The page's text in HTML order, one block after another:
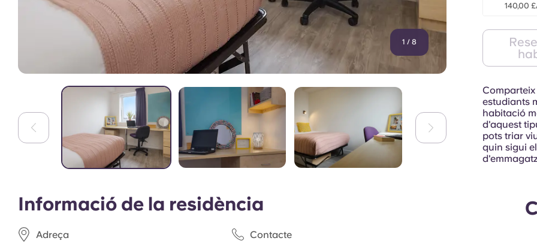
1 / 8
Informació de la residència
Adreça Contacte
140,00
Dl., 11
179,00
estudiants
habitació
d'aquest
pots triar
quin sigui